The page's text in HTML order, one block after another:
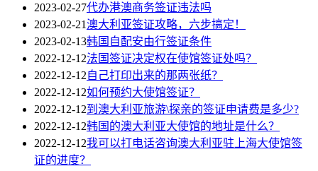
2023-02-27代办港澳商务签证违法吗
2023-02-21澳大利亚签证攻略，六步搞定！
2023-02-13韩国自配安由行签证条件
2022-12-12法国签证决定权在使馆签证处吗？
2022-12-12自己打印出来的那两张纸？
2022-12-12如何预约大使馆签证？
2022-12-12到澳大利亚旅游\探亲的签证申请费是多少?
2022-12-12韩国的澳大利亚大使馆的地址是什么？
2022-12-12我可以打电话咨询澳大利亚驻上海大使馆签
证的进度？